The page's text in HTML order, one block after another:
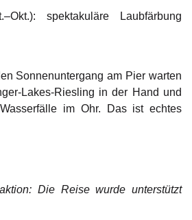
spektakuläre Laubfärbung
Sonnenuntergang am Pier warten
Lakes-Riesling in der Hand und
im Ohr. Das ist echtes
Die Reise wurde unterstützt